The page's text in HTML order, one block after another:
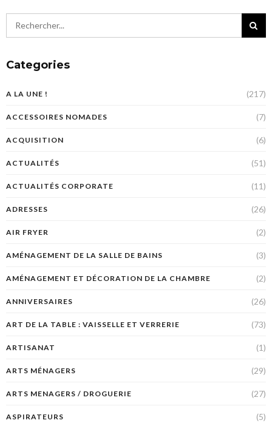
Categories
A LA UNE ! (217)
ACCESSOIRES NOMADES (7)
ACQUISITION (6)
ACTUALITÉS (51)
ACTUALITÉS CORPORATE (11)
ADRESSES (26)
AIR FRYER (2)
AMÉNAGEMENT DE LA SALLE DE BAINS (3)
AMÉNAGEMENT ET DÉCORATION DE LA CHAMBRE (2)
ANNIVERSAIRES (26)
ART DE LA TABLE : VAISSELLE ET VERRERIE (73)
ARTISANAT (1)
ARTS MÉNAGERS (29)
ARTS MENAGERS / DROGUERIE (27)
ASPIRATEURS (5)